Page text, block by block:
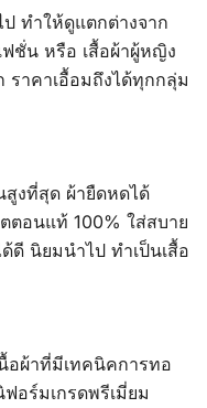
ทำให้ดูแตกต่างจาก
ฟชั่น หรือ เสื้อผ้าผู้หญิง
ราคาเอื้อมถึงได้ทุกกลุ่ม
งที่สุด ผ้ายืดหดได้
ตอนแท้ 100% ใส่สบาย
ดี นิยมนำไป ทำเป็นเสื้อ
อผ้าที่มีเทคนิคการทอ
อร์มเกรดพรีเมี่ยม